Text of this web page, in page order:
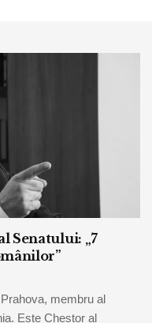
Senatului: „7
membru al
Este Chestor al